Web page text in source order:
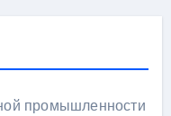
промышленности